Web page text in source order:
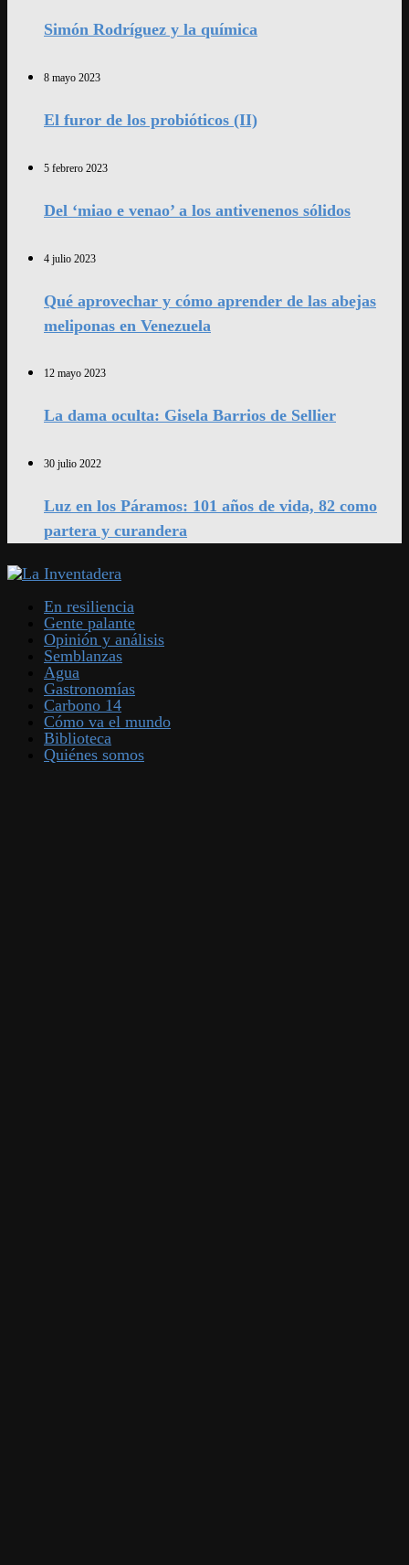
Simón Rodríguez y la química
8 mayo 2023
El furor de los probióticos (II)
5 febrero 2023
Del ‘miao e venao’ a los antivenenos sólidos
4 julio 2023
Qué aprovechar y cómo aprender de las abejas
meliponas en Venezuela
12 mayo 2023
La dama oculta: Gisela Barrios de Sellier
30 julio 2022
Luz en los Páramos: 101 años de vida, 82 como
partera y curandera
En resiliencia
Gente palante
Opinión y análisis
Semblanzas
Agua
Gastronomías
Carbono 14
Cómo va el mundo
Biblioteca
Quiénes somos